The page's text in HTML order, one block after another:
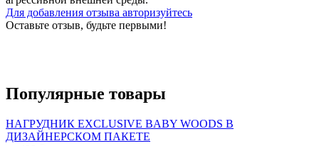
Для добавления отзыва авторизуйтесь
Оставьте отзыв, будьте первыми!
Популярные товары
НАГРУДНИК EXCLUSIVE BABY WOODS В
ДИЗАЙНЕРСКОМ ПАКЕТЕ